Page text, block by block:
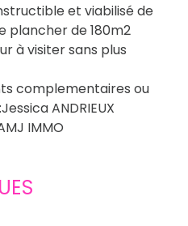
et viabilisé de
plancher de 180m2
à visiter sans plus
complementaires ou
ANDRIEUX
IMMO